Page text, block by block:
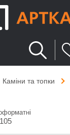
Каміни та топки